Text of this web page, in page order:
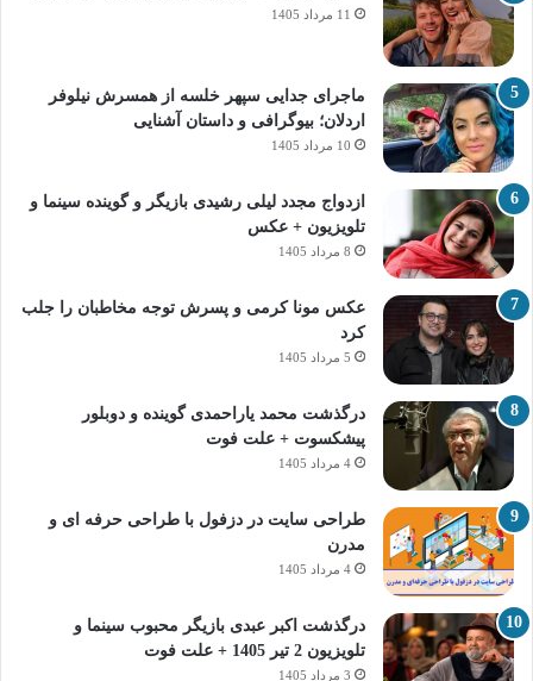
11 مرداد 1405
ماجرای جدایی سپهر خلسه از همسرش نیلوفر
اردلان؛ بیوگرافی و داستان آشنایی
10 مرداد 1405
ازدواج مجدد لیلی رشیدی بازیگر و گوینده سینما و
تلویزیون + عکس
8 مرداد 1405
عکس مونا کرمی و پسرش توجه مخاطبان را جلب
کرد
5 مرداد 1405
درگذشت محمد یاراحمدی گوینده و دوبلور
پیشکسوت + علت فوت
4 مرداد 1405
طراحی سایت در دزفول با طراحی حرفه‌ ای و
مدرن
4 مرداد 1405
درگذشت اکبر عبدی بازیگر محبوب سینما و
تلویزیون 2 تیر 1405 + علت فوت
3 مرداد 1405